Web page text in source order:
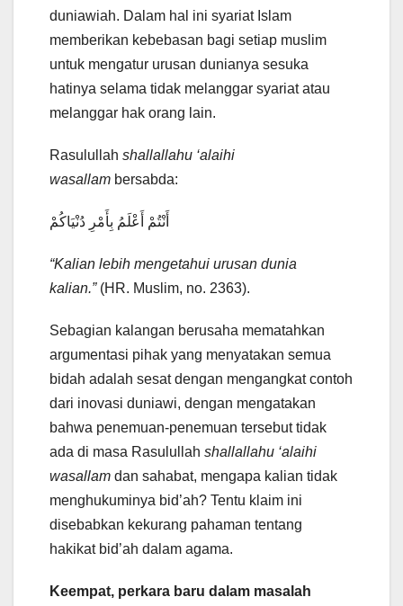
duniawiah. Dalam hal ini syariat Islam
memberikan kebebasan bagi setiap muslim
untuk mengatur urusan dunianya sesuka
hatinya selama tidak melanggar syariat atau
melanggar hak orang lain.
Rasulullah shallallahu ‘alaihi
wasallam bersabda:
أَنْتُمْ أَعْلَمُ بِأَمْرِ دُنْيَاكُمْ
“Kalian lebih mengetahui urusan dunia
kalian.”(HR. Muslim, no. 2363).
Sebagian kalangan berusaha mematahkan
argumentasi pihak yang menyatakan semua
bidah adalah sesat dengan mengangkat contoh
dari inovasi duniawi, dengan mengatakan
bahwa penemuan-penemuan tersebut tidak
ada di masa Rasulullah shallallahu ‘alaihi
wasallam dan sahabat, mengapa kalian tidak
menghukuminya bid’ah? Tentu klaim ini
disebabkan kekurang pahaman tentang
hakikat bid’ah dalam agama.
Keempat, perkara baru dalam masalah